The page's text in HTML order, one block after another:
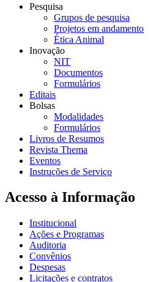
Pesquisa
Grupos de pesquisa
Projetos em andamento
Ética Animal
Inovação
NIT
Documentos
Formulários
Editais
Bolsas
Modalidades
Formulários
Livros de Resumos
Revista Thema
Eventos
Instruções de Serviço
Acesso à Informação
Institucional
Ações e Programas
Auditoria
Convênios
Despesas
Licitações e contratos